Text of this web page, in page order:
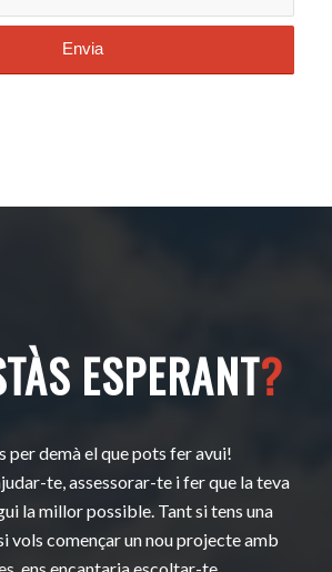
ESPERANT?
per demà el que pots fer avui!
te, assessorar-te i fer que la teva
la millor possible. Tant si tens una
vols començar un nou projecte amb